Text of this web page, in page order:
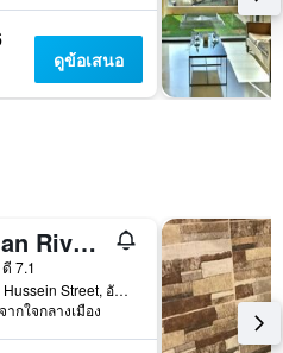
ดูข้อเสนอ
Jordan River Hotel
ดี 7.1
51 King Hussein Street, อัมมาน, จอร์แดน
ากใจกลางเมือง